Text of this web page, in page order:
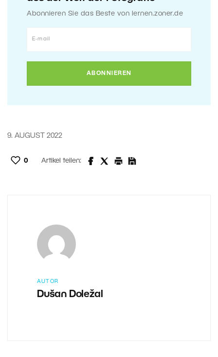
Abonnieren Sie das Beste von lernen.zoner.de
9. AUGUST 2022
0 Artikel teilen:
AUTOR
Dušan Doležal